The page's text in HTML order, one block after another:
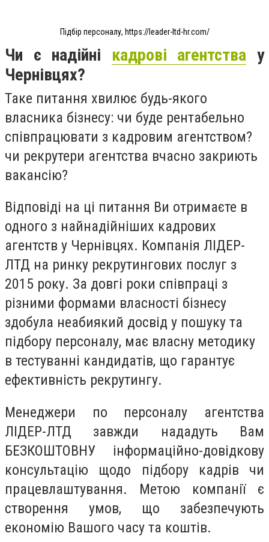
Підбір персоналу, https://leader-ltd-hr.com/
Чи є надійні кадрові агентства у
Чернівцях?
Таке питання хвилює будь-якого
власника бізнесу: чи буде рентабельно
співпрацювати з кадровим агентством?
чи рекрутери агентства вчасно закриють
вакансію?
Відповіді на ці питання Ви отримаєте в
одного з найнадійніших кадрових
агентств у Чернівцях. Компанія ЛІДЕР-
ЛТД на ринку рекрутингових послуг з
2015 року. За довгі роки співпраці з
різними формами власності бізнесу
здобула неабиякий досвід у пошуку та
підбору персоналу, має власну методику
в тестуванні кандидатів, що гарантує
ефективність рекрутингу.
Менеджери по персоналу агентства
ЛІДЕР-ЛТД завжди нададуть Вам
БЕЗКОШТОВНУ інформаційно-довідкову
консультацію щодо підбору кадрів чи
працевлаштування. Метою компанії є
створення умов, що забезпечують
економію Вашого часу та коштів.